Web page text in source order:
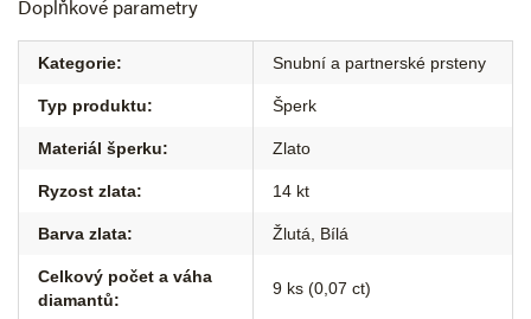
Doplňkové parametry
Kategorie: Snubní a partnerské prsteny
Typ produktu: Šperk
Materiál šperku: Zlato
Ryzost zlata: 14 kt
Barva zlata: Žlutá Bílá
Celkový počet a váha
diamantů:
9 ks (0,07 ct)